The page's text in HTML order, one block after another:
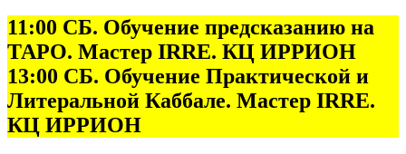
11:00 СБ. Обучение предсказанию на
ТАРО. Мастер IRRE. КЦ ИРРИОН
13:00 СБ. Обучение Практической и
Литеральной Каббале. Мастер IRRE.
КЦ ИРРИОН